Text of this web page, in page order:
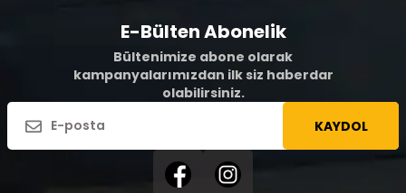
E-Bülten Abonelik
Bültenimize abone olarak
kampanyalarımızdan ilk siz haberdar
olabilirsiniz.
KAYDOL